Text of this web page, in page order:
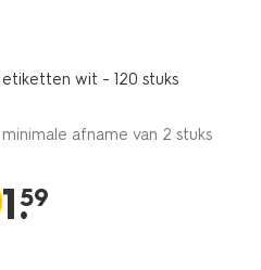
etiketten wit - 120 stuks
minimale afname van 2 stuks
1.
59